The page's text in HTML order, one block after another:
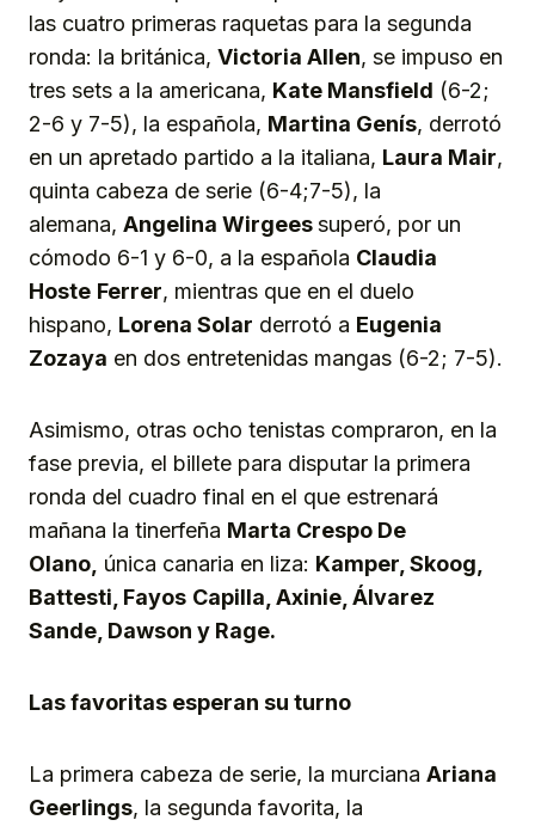
las cuatro primeras raquetas para la segunda
ronda: la británica, Victoria Allen, se impuso en
tres sets a la americana, Kate Mansfield (6-2;
2-6 y 7-5), la española, Martina Genís, derrotó
en un apretado partido a la italiana, Laura Mair,
quinta cabeza de serie (6-4;7-5), la
alemana, Angelina Wirgeessuperó, por un
cómodo 6-1 y 6-0, a la española Claudia
Hoste Ferrer, mientras que en el duelo
hispano, Lorena Solar derrotó a Eugenia
Zozaya en dos entretenidas mangas (6-2; 7-5).
Asimismo, otras ocho tenistas compraron, en la
fase previa, el billete para disputar la primera
ronda del cuadro final en el que estrenará
mañana la tinerfeña Marta Crespo De
Olano, única canaria en liza: Kamper, Skoog,
Battesti, Fayos Capilla, Axinie, Álvarez
Sande, Dawson y Rage.
Lasfavoritas esperan su turno
La primera cabeza de serie, la murciana Ariana
Geerlings, la segunda favorita, la